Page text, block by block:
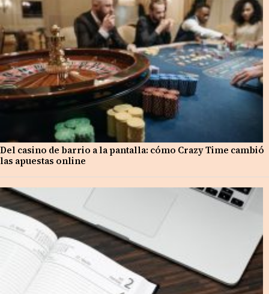
Del casino de barrio a la pantalla: cómo Crazy Time cambió
las apuestas online